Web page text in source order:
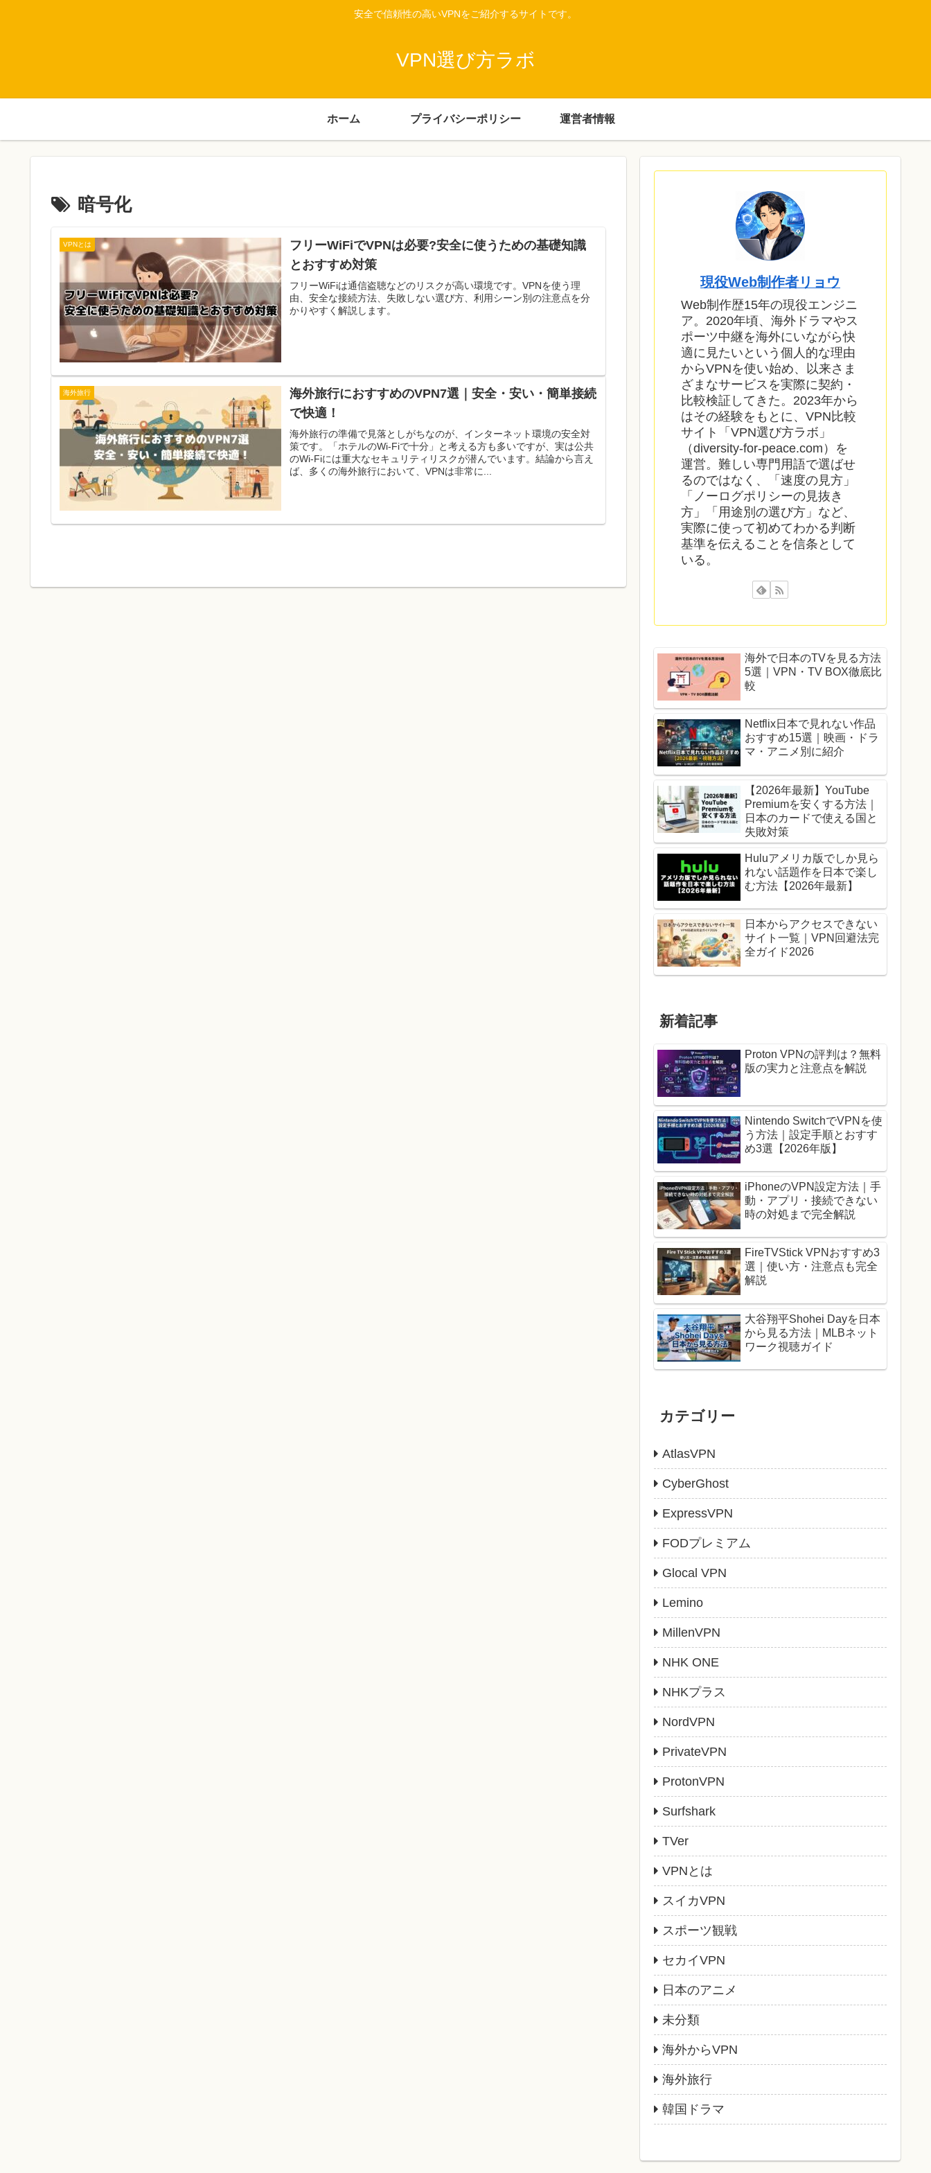
安全で信頼性の高いVPNをご紹介するサイトです。
VPN選び方ラボ
ホーム プライバシーポリシー 運営者情報
暗号化
VPNとは
フリーWiFiでVPNは必要?安全に使うための基礎知識
とおすすめ対策
フリーWiFiは通信盗聴などのリスクが高い環境です。VPNを使う理
由、安全な接続方法、失敗しない選び方、利用シーン別の注意点を分
かりやすく解説します。
海外旅行
海外旅行におすすめのVPN7選｜安全・安い・簡単接続
で快適！
海外旅行の準備で見落としがちなのが、インターネット環境の安全対
策です。「ホテルのWi-Fiで十分」と考える方も多いですが、実は公共
のWi-Fiには重大なセキュリティリスクが潜んでいます。結論から言え
ば、多くの海外旅行において、VPNは非常に...
現役Web制作者リョウ
Web制作歴15年の現役エンジニ
ア。2020年頃、海外ドラマやス
ポーツ中継を海外にいながら快
適に見たいという個人的な理由
からVPNを使い始め、以来さま
ざまなサービスを実際に契約・
比較検証してきた。2023年から
はその経験をもとに、VPN比較
サイト「VPN選び方ラボ」
（diversity-for-peace.com）を
運営。難しい専門用語で選ばせ
るのではなく、「速度の見方」
「ノーログポリシーの見抜き
方」「用途別の選び方」など、
実際に使って初めてわかる判断
基準を伝えることを信条として
いる。
海外で日本のTVを見る方法
5選｜VPN・TV BOX徹底比
較
Netflix日本で見れない作品
おすすめ15選｜映画・ドラ
マ・アニメ別に紹介
【2026年最新】YouTube
Premiumを安くする方法｜
日本のカードで使える国と
失敗対策
Huluアメリカ版でしか見ら
れない話題作を日本で楽し
む方法【2026年最新】
日本からアクセスできない
サイト一覧｜VPN回避法完
全ガイド2026
新着記事
Proton VPNの評判は？無料
版の実力と注意点を解説
Nintendo SwitchでVPNを使
う方法｜設定手順とおすす
め3選【2026年版】
iPhoneのVPN設定方法｜手
動・アプリ・接続できない
時の対処まで完全解説
FireTVStick VPNおすすめ3
選｜使い方・注意点も完全
解説
大谷翔平Shohei Dayを日本
から見る方法｜MLBネット
ワーク視聴ガイド
カテゴリー
AtlasVPN
CyberGhost
ExpressVPN
FODプレミアム
Glocal VPN
Lemino
MillenVPN
NHK ONE
NHKプラス
NordVPN
PrivateVPN
ProtonVPN
Surfshark
TVer
VPNとは
スイカVPN
スポーツ観戦
セカイVPN
日本のアニメ
未分類
海外からVPN
海外旅行
韓国ドラマ